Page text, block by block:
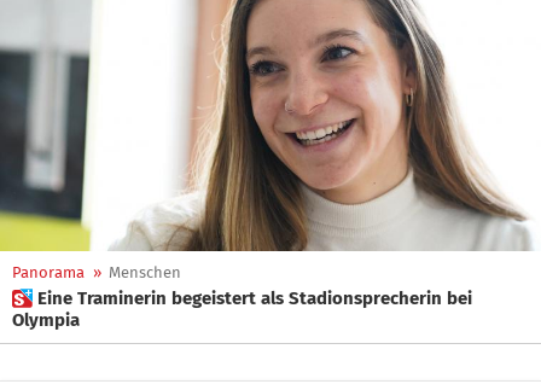
Panorama » Menschen
 Eine Traminerin begeistert als Stadionsprecherin bei
Olympia